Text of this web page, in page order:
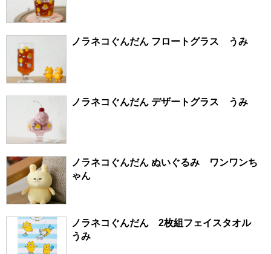
ノラネコぐんだん フロートグラス うみ
ノラネコぐんだん デザートグラス うみ
ノラネコぐんだん ぬいぐるみ ワンワンち
ゃん
ノラネコぐんだん 2枚組フェイスタオル
うみ